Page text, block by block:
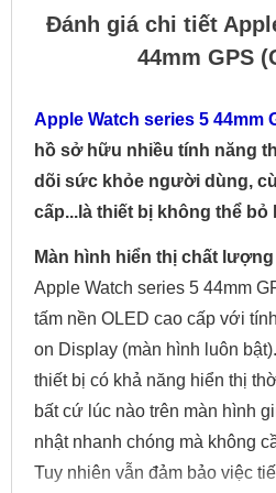
Đánh giá chi tiết
44mm GPS
Apple Watch series 5 44mm
hồ sở hữu nhiều tính năng
dõi sức khỏe người dùng,
cấp...là thiết bị không thể bỏ
Màn hình hiển thị chất lượng
Apple Watch series 5 44mm
tấm nền OLED cao cấp với
on Display (màn hình luôn
thiết bị có khả năng hiển thị
bất cứ lúc nào trên màn hình
nhật nhanh chóng mà không
Tuy nhiên vẫn đảm bảo việc